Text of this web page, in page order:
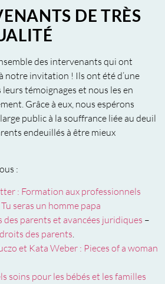
DE TRÈS
des intervenants qui ont
notre invitation ! Ils ont été d’une
témoignages et nous les en
Grâce à eux, nous espérons
public à la souffrance liée au deuil
endeuillés à être mieux
:
: Formation aux professionnels
seras un homme papa
parents et avancées juridiques –
des parents.
et Kata Weber : Pieces of a woman
soins pour les bébés et les familles